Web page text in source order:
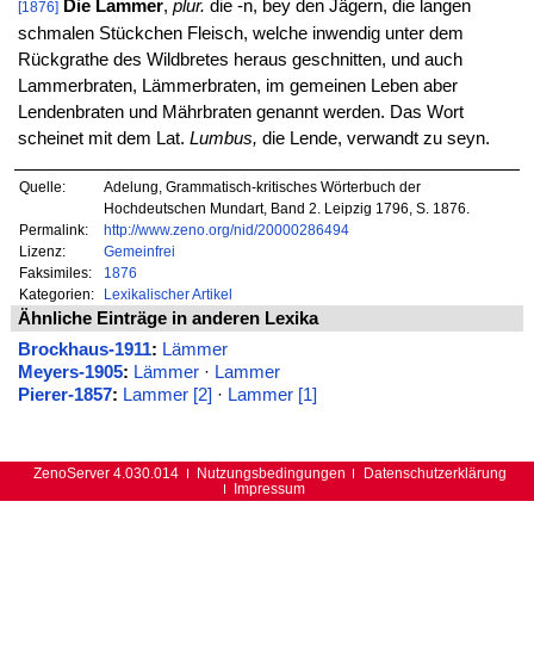
[1876] Die Lammer, plur. die -n, bey den Jägern, die langen
schmalen Stückchen Fleisch, welche inwendig unter dem
Rückgrathe des Wildbretes heraus geschnitten, und auch
Lammerbraten, Lämmerbraten, im gemeinen Leben aber
Lendenbraten und Mährbraten genannt werden. Das Wort
scheinet mit dem Lat. Lumbus, die Lende, verwandt zu seyn.
Quelle:
Adelung, Grammatisch-kritisches Wörterbuch der
Hochdeutschen Mundart, Band 2. Leipzig 1796, S. 1876.
Permalink:
http://www.zeno.org/nid/20000286494
Lizenz:
Gemeinfrei
Faksimiles:
1876
Kategorien:
Lexikalischer Artikel
Ähnliche Einträge in anderen Lexika
Brockhaus-1911: Lämmer
Meyers-1905: Lämmer· Lammer
Pierer-1857: Lammer [2] · Lammer [1]
ZenoServer 4.030.014 Nutzungsbedingungen
Datenschutzerklärung
Impressum